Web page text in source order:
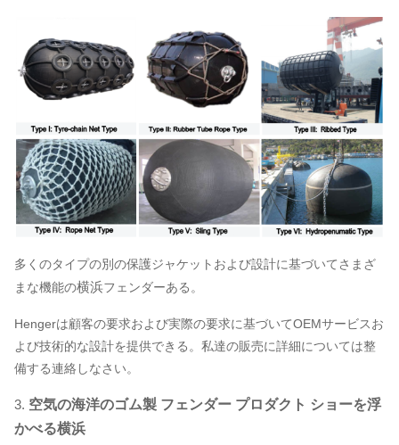
多くのタイプの別の保護ジャケットおよび設計に基づいてさまざ
まな機能の横浜フェンダーある。
Hengerは顧客の要求および実際の要求に基づいてOEMサービスお
よび技術的な設計を提供できる。私達の販売に詳細については整
備する連絡しなさい。
3. 空気の海洋のゴム製 フェンダー プロダクト ショーを浮
かべる横浜